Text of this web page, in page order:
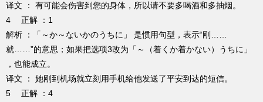
译文 ： 有可能会伤害到您的身体，所以请不要多喝酒和多抽烟。
4 正解 ：1
解析 ：「～か～ないかのうちに」 是惯用句型，表示“刚……
就……”的意思；如果把选项3改为「～（着くか着かない）うちに」
，也能成立。
译文 ： 她刚到机场就立刻用手机给他发送了平安到达的短信。
5 正解 ：4